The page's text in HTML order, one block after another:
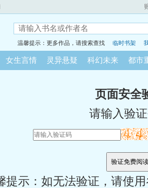
温馨提示：更多作品，请搜索查找 临时书架
女生言情 灵异悬疑 科幻未来 都市
页面安全
请输入验证
提示：如无法验证，请使用